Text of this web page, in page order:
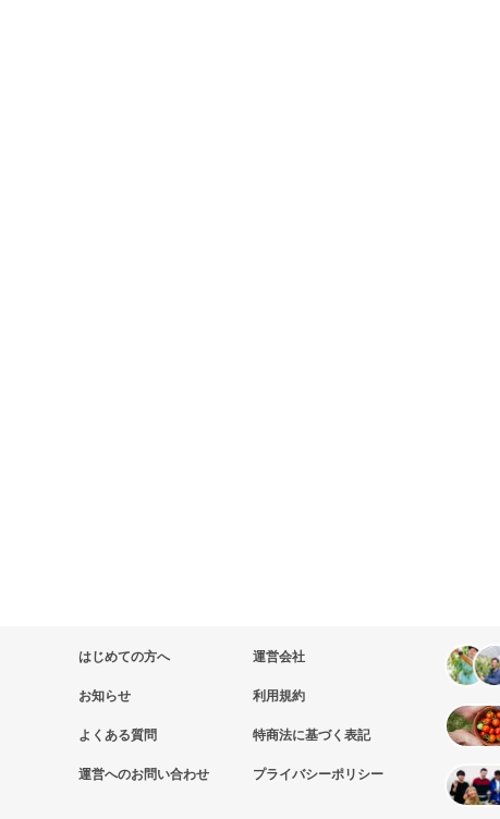
はじめての方へ
お知らせ
よくある質問
運営へのお問い合わせ
運営会社
利用規約
特商法に基づく表記
プライバシーポリシー